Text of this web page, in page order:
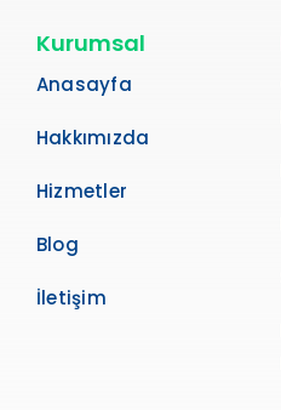
Kurumsal
Anasayfa
Hakkımızda
Hizmetler
Blog
İletişim